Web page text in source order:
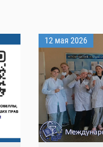
12 мая 2026